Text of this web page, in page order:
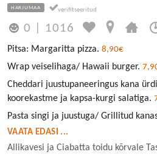
HARJUMAA
0 1016
Pitsa: Margaritta pizza. 8,90€
Wrap veiselihaga/ Hawaii burger.
Cheddari juustupaneeringus kana
koorekastme ja kapsa-kurgi salatiga.
Pasta singi ja juustuga/ Grillitud
VAATA EDASI ...
Allikavesi ja Ciabatta toidu kõrvale